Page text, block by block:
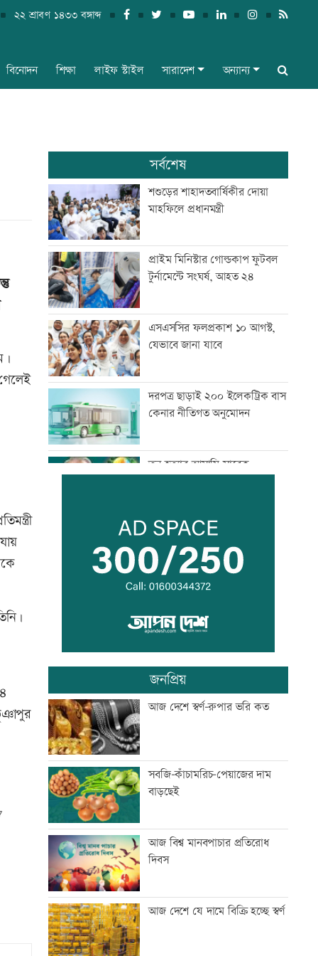
২২ শ্রাবণ ১৪৩৩ বঙ্গাব্দ
বিনোদন শিক্ষা লাইফ স্টাইল সারাদেশ অন্যান্য
সর্বশেষ
শশুড়ের শাহাদতবার্ষিকীর দোয়া
মাহফিলে প্রধানমন্ত্রী
প্রাইম মিনিস্টার গোল্ডকাপ ফুটবল
টুর্নামেন্টে সংঘর্ষ, আহত ২৪
এসএসসির ফলপ্রকাশ ১০ আগস্ট,
যেভাবে জানা যাবে
দরপত্র ছাড়াই ২০০ ইলেকট্রিক বাস
কেনার নীতিগত অনুমোদন
তনু হত্যার আসামি সাবেক
দুদকের মামলায় ঢাকা ব্যাংকের ৪
কর্মকর্তার কারাদণ্ড
বিপ্লবের ডাক দিয়েছিলেন:
পরিবেশমন্ত্রী
প্রথম শ্রেণিতে ভর্তি লটারিতে
মানববন্ধন
মন্ত্রণালয়
জনপ্রিয়
আজ দেশে স্বর্ণ-রুপার ভরি কত
সবজি-কাঁচামরিচ-পেয়াজের দাম
বাড়ছেই
আজ বিশ্ব মানবপাচার প্রতিরোধ
দিবস
আজ দেশে যে দামে বিক্রি হচ্ছে স্বর্ণ